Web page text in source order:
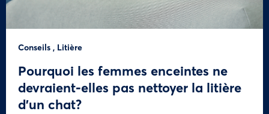
Conseils , Litière
Pourquoi les femmes enceintes ne
devraient-elles pas nettoyer la litière
d’un chat?